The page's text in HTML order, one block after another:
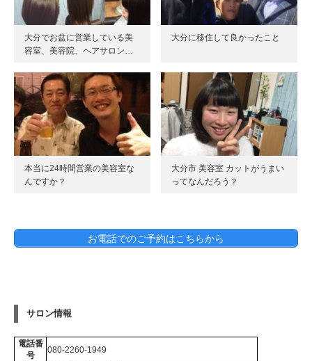
大分でお盆に営業している美
容室、美容院、ヘアサロン…
大分に移住して良かったこと
本当に24時間営業の美容室な
んですか？
大分市 美容室 カットがうまい
ってなんだろう？
お電話でのご予約はこちらから
サロン情報
電話番
号
080-2260-1949